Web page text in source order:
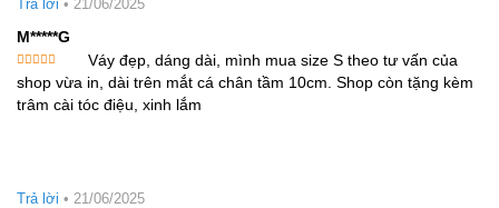
Trả lời • 21/06/2025
M*****g
Được xếp
hạng5 5
sao
Váy đẹp, dáng dài, mình mua size S theo tư vấn của
shop vừa in, dài trên mắt cá chân tầm 10cm. Shop còn tặng kèm
trâm cài tóc điệu, xinh lắm
Trả lời • 21/06/2025